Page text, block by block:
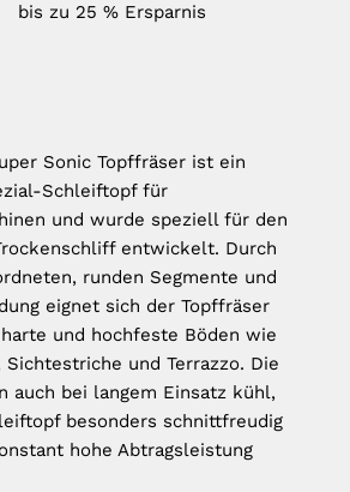
bis zu 25 % Ersparnis
Sonic Topffräser ist ein
Schleiftopf für
und wurde speziell für den
entwickelt. Durch
runden Segmente und
eignet sich der Topffräser
und hochfeste Böden wie
und Terrazzo. Die
auch bei langem Einsatz kühl,
besonders schnittfreudig
hohe Abtragsleistung